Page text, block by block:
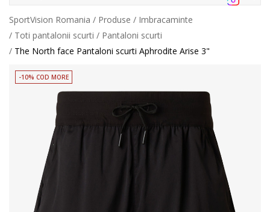
SportVision Romania Produse
Imbracaminte
Toti pantalonii scurti
Pantaloni scurti
The North face Pantaloni scurti Aphrodite Arise 3"
-10% COD MORE